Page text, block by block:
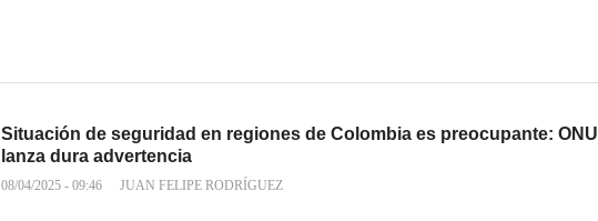
Situación de seguridad en regiones de Colombia es preocupante: ONU
lanza dura advertencia
08/04/2025 - 09:46 JUAN FELIPE RODRÍGUEZ